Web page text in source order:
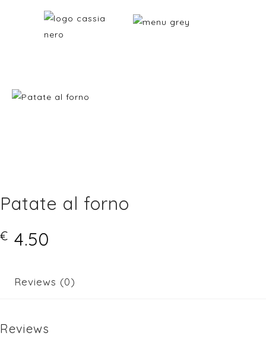
Patate al forno
€ 4.50
Reviews (0)
Reviews